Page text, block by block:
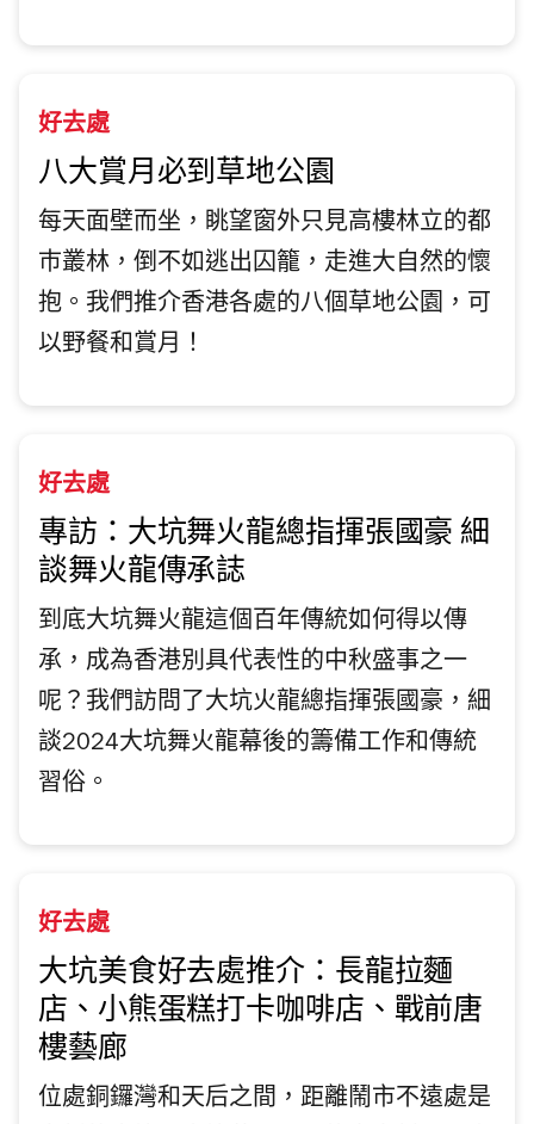
好去處
八大賞月必到草地公園
每天面壁而坐，眺望窗外只見高樓林立的都
巿叢林，倒不如逃出囚籠，走進大自然的懷
抱。我們推介香港各處的八個草地公園，可
以野餐和賞月！
好去處
專訪：大坑舞火龍總指揮張國豪 細
談舞火龍傳承誌
到底大坑舞火龍這個百年傳統如何得以傳
承，成為香港別具代表性的中秋盛事之一
呢？我們訪問了大坑火龍總指揮張國豪，細
談2024大坑舞火龍幕後的籌備工作和傳統
習俗。
好去處
大坑美食好去處推介：長龍拉麵
店、小熊蛋糕打卡咖啡店、戰前唐
樓藝廊
位處銅鑼灣和天后之間，距離鬧市不遠處是